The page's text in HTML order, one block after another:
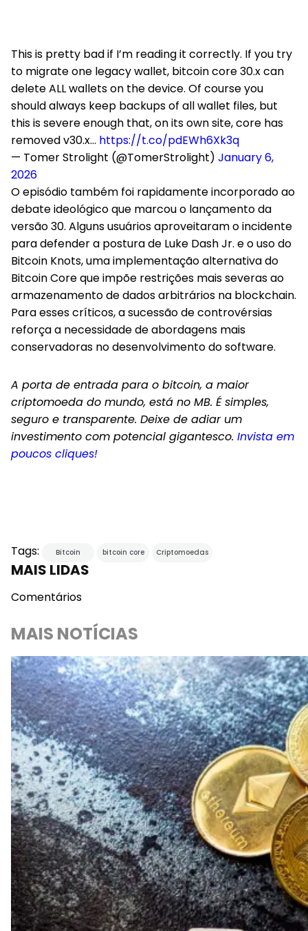
This is pretty bad if I’m reading it correctly. If you try
to migrate one legacy wallet, bitcoin core 30.x can
delete ALL wallets on the device. Of course you
should always keep backups of all wallet files, but
this is severe enough that, on its own site, core has
removed v30.x… https://t.co/pdEWh6Xk3q
— Tomer Strolight (@TomerStrolight) January 6,
2026
O episódio também foi rapidamente incorporado ao
debate ideológico que marcou o lançamento da
versão 30. Alguns usuários aproveitaram o incidente
para defender a postura de Luke Dash Jr. e o uso do
Bitcoin Knots, uma implementação alternativa do
Bitcoin Core que impõe restrições mais severas ao
armazenamento de dados arbitrários na blockchain.
Para esses críticos, a sucessão de controvérsias
reforça a necessidade de abordagens mais
conservadoras no desenvolvimento do software.
A porta de entrada para o bitcoin, a maior
criptomoeda do mundo, está no MB. É simples,
seguro e transparente. Deixe de adiar um
investimento com potencial gigantesco. Invista em
poucos cliques!
Tags: Bitcoin bitcoin core Criptomoedas
MAIS LIDAS
Comentários
MAIS NOTÍCIAS